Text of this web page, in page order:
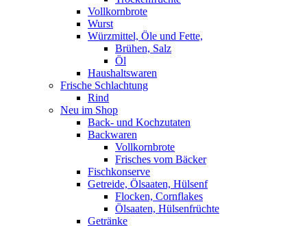
Vollkornbrote
Wurst
Würzmittel, Öle und Fette,
Brühen, Salz
Öl
Haushaltswaren
Frische Schlachtung
Rind
Neu im Shop
Back- und Kochzutaten
Backwaren
Vollkornbrote
Frisches vom Bäcker
Fischkonserve
Getreide, Ölsaaten, Hülsenf
Flocken, Cornflakes
Ölsaaten, Hülsenfrüchte
Getränke